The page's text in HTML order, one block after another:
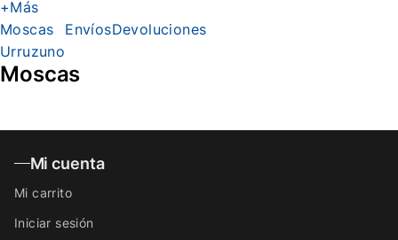
+Más
Moscas
Urruzuno
EnvíosDevoluciones
Moscas
Mi cuenta
Mi carrito
Iniciar sesión